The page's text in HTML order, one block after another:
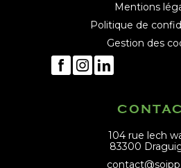
Mentions
Politique de
Gestion des
104 rue lech
83300